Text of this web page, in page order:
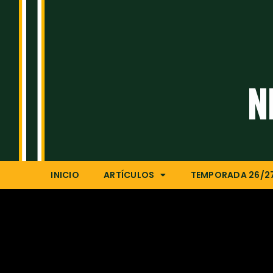
INICIO ARTÍCULOS TEMPORADA 26/